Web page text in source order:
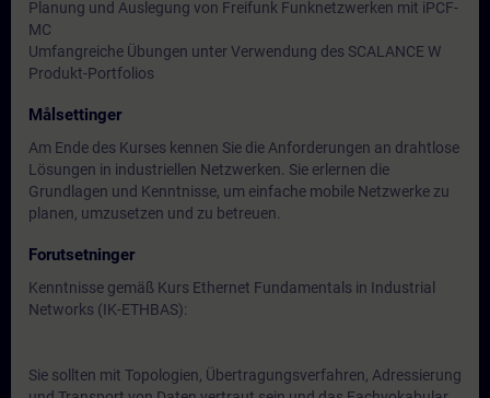
Planung und Auslegung von Freifunk Funknetzwerken mit iPCF-
MC
Umfangreiche Übungen unter Verwendung des SCALANCE W
Produkt-Portfolios
Målsettinger
Am Ende des Kurses kennen Sie die Anforderungen an drahtlose
Lösungen in industriellen Netzwerken. Sie erlernen die
Grundlagen und Kenntnisse, um einfache mobile Netzwerke zu
planen, umzusetzen und zu betreuen.
Forutsetninger
Kenntnisse gemäß Kurs Ethernet Fundamentals in Industrial
Networks (IK-ETHBAS):
Sie sollten mit Topologien, Übertragungsverfahren, Adressierung